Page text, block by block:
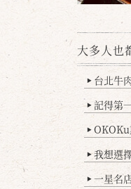
大多人
▶ 台北牛
▶ 記得第
▶
▶ 我想選
▶ 一星名